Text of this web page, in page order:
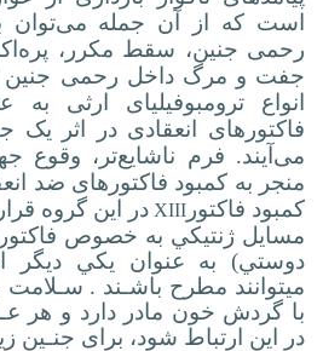
است که از آن جمله
رحمی جنین، سقط مکرر،
جفت و مرگ داخل رحمی جنین
انواع ترومبوفیلیای ارثی
فاکتورهای انعقادی در اثر
می‌آیند. فرم ناشایع‌تر،
منجر به کمبود فاکتورهای ضد
کمبود فاکتور XIII در این گروه
مسايل ژنتيکي به خصوص
دوستي) به عنوان يکي دیگر
ميتوانند مطرح باشـند .
با گردش خون مادر دارد و هر
در اين ارتباط شود، برای جنـين